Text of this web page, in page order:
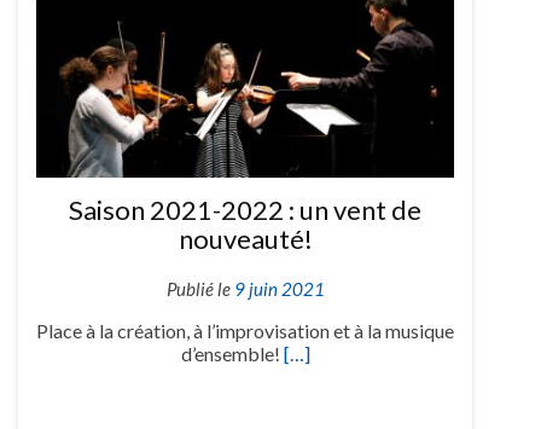
Saison 2021-2022 : un vent de
nouveauté!
Publié le 9 juin 2021
Place à la création, à l’improvisation et à la musique
d’ensemble! […]